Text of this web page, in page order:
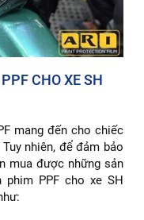
CHO XE SH
mang đến cho chiếc
nhiên, để đảm bảo
mua được những sản
phim PPF cho xe SH